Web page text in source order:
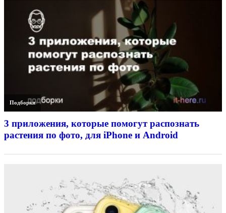
Подборки
3 приложения, которые помогут распознать
растения по фото, для iPhone и Android